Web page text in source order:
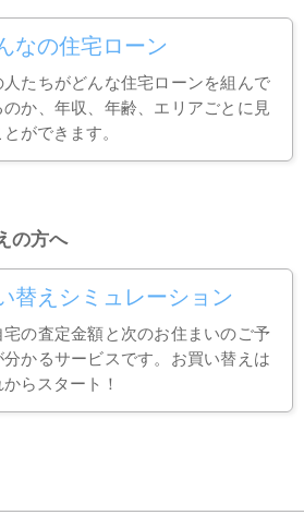
なの住宅ローン
人たちがどんな住宅ローンを組んで
のか、年収、年齢、エリアごとに見
とができます。
の方へ
替えシミュレーション
宅の査定金額と次のお住まいのご予
分かるサービスです。お買い替えは
からスタート！